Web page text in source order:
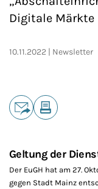
Digitale
10.11.2022 Newsletter
Teilen
Geltung der
Der EuGH hat am 27.
gegen Stadt Mainz